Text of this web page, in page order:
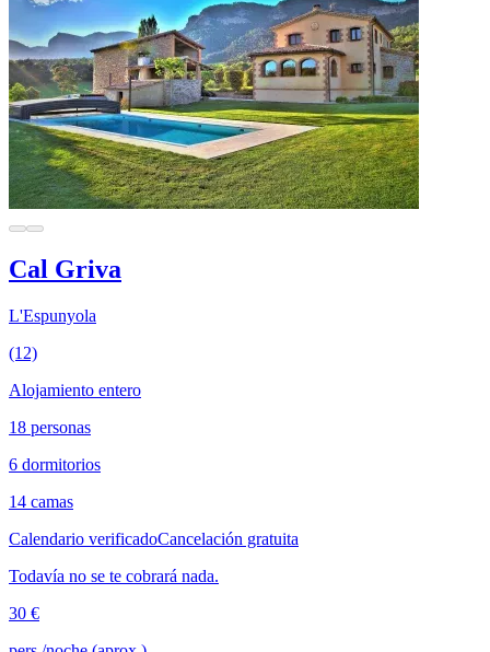
Cal Griva
L'Espunyola
(12)
Alojamiento entero
18 personas
6 dormitorios
14 camas
Calendario verificadoCancelación gratuita
Todavía no se te cobrará nada.
30 €